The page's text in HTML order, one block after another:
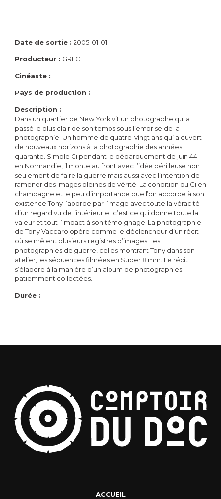
Date de sortie : 2005-01-01
Producteur : GREC
Cinéaste :
Pays de production :
Description :
Dans un quartier de New York vit un photographe qui a
passé le plus clair de son temps sous l’emprise de la
photographie. Un homme de quatre-vingt ans qui a ouvert
de nouveaux horizons à la photographie des années
quarante. Simple Gi pendant le débarquement de juin 44
en Normandie, il monte au front avec l’idée périlleuse non
seulement de faire la guerre mais aussi avec l’intention de
ramener des images pleines de vérité. La condition du Gi en
champagne et le peu d’importance que l’on accorde à son
existence Tony l’aborde par l’image avec toute la véracité
d’un regard vu de l’intérieur et c’est ce qui donne toute la
valeur et tout l’impact à son témoignage. La photographie
de Tony Vaccaro opère comme le déclencheur d’un récit
où se mêlent plusieurs registres d’images : les
photographies de guerre, celles montrant Tony dans son
atelier, les séquences filmées en Super 8 mm. Le récit
s’élabore à la manière d’un album de photographies
patiemment collectées.
Durée :
ACCUEIL